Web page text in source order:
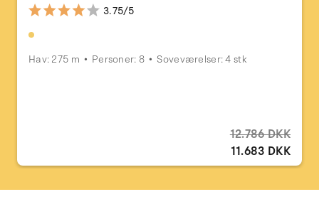
3.75/5
Hav: 275 m Personer: 8 Soveværelser: 4 stk
12.786 DKK
11.683 DKK